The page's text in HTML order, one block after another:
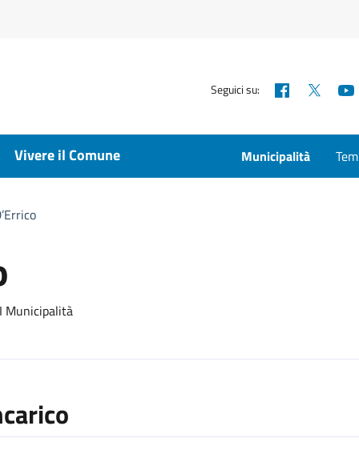
Seguici su: Facebook
Vivere il Comune Municipalità
Municipalità